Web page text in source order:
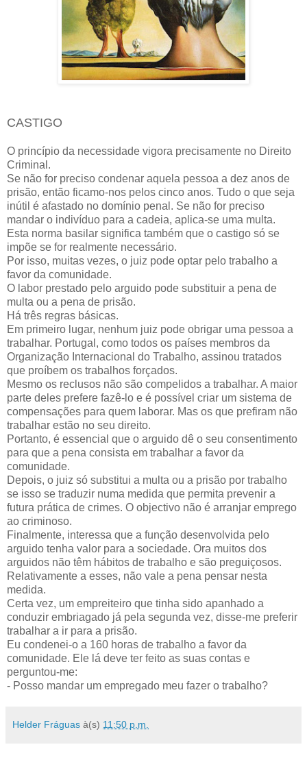
CASTIGO
O princípio da necessidade vigora precisamente no Direito
Criminal.
Se não for preciso condenar aquela pessoa a dez anos de
prisão, então ficamo-nos pelos cinco anos. Tudo o que seja
inútil é afastado no domínio penal. Se não for preciso
mandar o indivíduo para a cadeia, aplica-se uma multa.
Esta norma basilar significa também que o castigo só se
impõe se for realmente necessário.
Por isso, muitas vezes, o juiz pode optar pelo trabalho a
favor da comunidade.
O labor prestado pelo arguido pode substituir a pena de
multa ou a pena de prisão.
Há três regras básicas.
Em primeiro lugar, nenhum juiz pode obrigar uma pessoa a
trabalhar. Portugal, como todos os países membros da
Organização Internacional do Trabalho, assinou tratados
que proíbem os trabalhos forçados.
Mesmo os reclusos não são compelidos a trabalhar. A maior
parte deles prefere fazê-lo e é possível criar um sistema de
compensações para quem laborar. Mas os que prefiram não
trabalhar estão no seu direito.
Portanto, é essencial que o arguido dê o seu consentimento
para que a pena consista em trabalhar a favor da
comunidade.
Depois, o juiz só substitui a multa ou a prisão por trabalho
se isso se traduzir numa medida que permita prevenir a
futura prática de crimes. O objectivo não é arranjar emprego
ao criminoso.
Finalmente, interessa que a função desenvolvida pelo
arguido tenha valor para a sociedade. Ora muitos dos
arguidos não têm hábitos de trabalho e são preguiçosos.
Relativamente a esses, não vale a pena pensar nesta
medida.
Certa vez, um empreiteiro que tinha sido apanhado a
conduzir embriagado já pela segunda vez, disse-me preferir
trabalhar a ir para a prisão.
Eu condenei-o a 160 horas de trabalho a favor da
comunidade. Ele lá deve ter feito as suas contas e
perguntou-me:
- Posso mandar um empregado meu fazer o trabalho?
Helder Fráguas à(s) 11:50 p.m.